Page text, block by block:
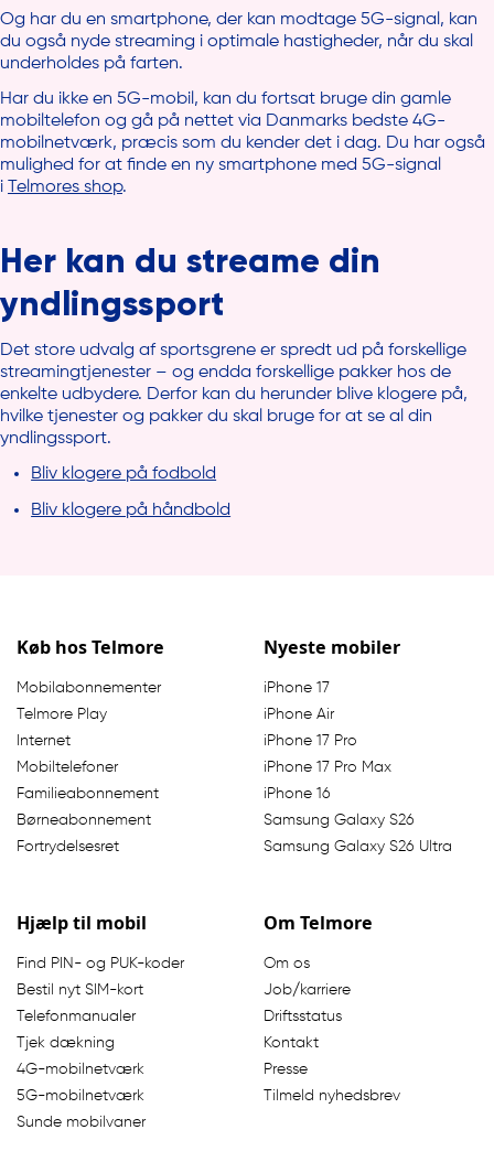
Og har du en smartphone, der kan modtage 5G-signal, kan
du også nyde streaming i optimale hastigheder, når du skal
underholdes på farten.
Har du ikke en 5G-mobil, kan du fortsat bruge din gamle
mobiltelefon og gå på nettet via Danmarks bedste 4G-
mobilnetværk, præcis som du kender det i dag. Du har også
mulighed for at finde en ny smartphone med 5G-signal
i Telmores shop.
Her kan du streame din
yndlingssport
Det store udvalg af sportsgrene er spredt ud på forskellige
streamingtjenester – og endda forskellige pakker hos de
enkelte udbydere. Derfor kan du herunder blive klogere på,
hvilke tjenester og pakker du skal bruge for at se al din
yndlingssport.
Bliv klogere på fodbold
Bliv klogere på håndbold
Køb hos Telmore
Mobilabonnementer
Telmore Play
Internet
Mobiltelefoner
Familieabonnement
Børneabonnement
Fortrydelsesret
Nyeste mobiler
iPhone 17
iPhone Air
iPhone 17 Pro
iPhone 17 Pro Max
iPhone 16
Samsung Galaxy S26
Samsung Galaxy S26 Ultra
Hjælp til mobil
Find PIN- og PUK-koder
Bestil nyt SIM-kort
Telefonmanualer
Tjek dækning
4G-mobilnetværk
5G-mobilnetværk
Sunde mobilvaner
Om Telmore
Om os
Job/karriere
Driftsstatus
Kontakt
Presse
Tilmeld nyhedsbrev